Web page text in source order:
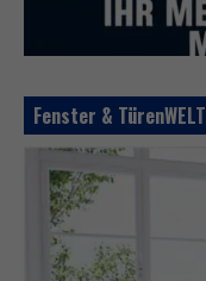
Fenster & TürenWELT